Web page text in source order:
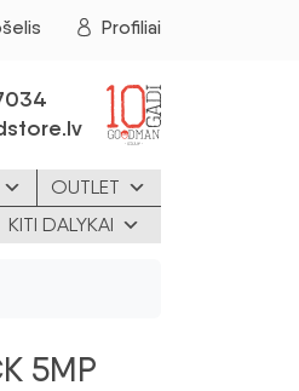
Profiliai
OUTLET
KITI DALYKAI
5MP